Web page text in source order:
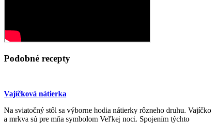
Podobné recepty
Vajíčková nátierka
Na sviatočný stôl sa výborne hodia nátierky rôzneho druhu. Vajíčko
a mrkva sú pre mňa symbolom Veľkej noci. Spojením týchto